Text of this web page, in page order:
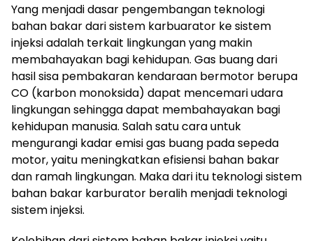
Yang menjadi dasar pengembangan teknologi
bahan bakar dari sistem karbuarator ke sistem
injeksi adalah terkait lingkungan yang makin
membahayakan bagi kehidupan. Gas buang dari
hasil sisa pembakaran kendaraan bermotor berupa
CO (karbon monoksida) dapat mencemari udara
lingkungan sehingga dapat membahayakan bagi
kehidupan manusia. Salah satu cara untuk
mengurangi kadar emisi gas buang pada sepeda
motor, yaitu meningkatkan efisiensi bahan bakar
dan ramah lingkungan. Maka dari itu teknologi sistem
bahan bakar karburator beralih menjadi teknologi
sistem injeksi.